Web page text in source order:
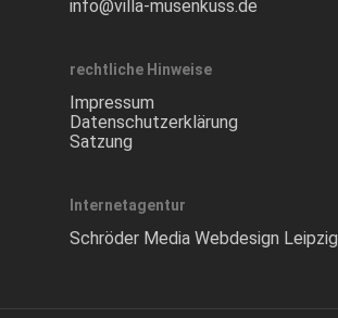
info@villa-musenkuss.de
rechtliche Hinweise
Impressum
Datenschutzerklärung
Satzung
Internetagentur
Schröder Media Webdesign Leipzig